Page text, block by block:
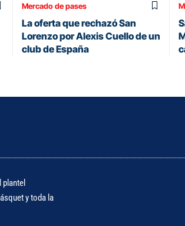
Mercado de pases
La oferta que rechazó San
Lorenzo por Alexis Cuello de un
club de España
y toda la